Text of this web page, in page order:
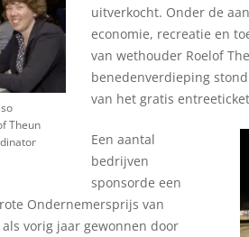
Theun
uitverkocht. Onder de
economie, recreatie en
van wethouder Roelof
benedenverdieping
van het gratis
Een aantal
bedrijven
sponsorde een
Ondernemersprijs van
vorig jaar gewonnen door